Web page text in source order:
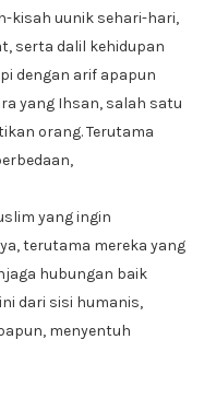
kisah uunik sehari-hari,
serta dalil kehidupan
dengan arif apapun
yang Ihsan, salah satu
orang. Terutama
yang ingin
terutama mereka yang
hubungan baik
dari sisi humanis,
menyentuh